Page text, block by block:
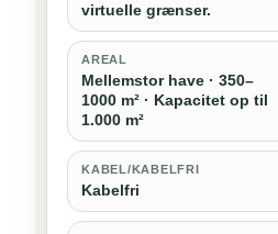
virtuelle grænser.
AREAL
Mellemstor have · 350–
1000 m² · Kapacitet op til
1.000 m²
KABEL/KABELFRI
Kabelfri